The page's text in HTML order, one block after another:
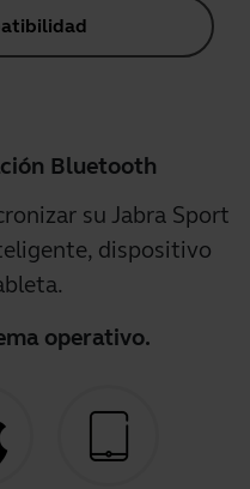
Bluetooth
su Jabra Sport
dispositivo
operativo.